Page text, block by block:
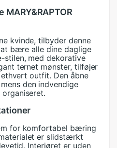
kvinde, tilbyder denne
bære alle dine daglige
stilen, med dekorative
ternet mønster, tilføjer
outfit. Den åbne
den indvendige
for komfortabel bæring
er slidstærkt
Interiøret er uden